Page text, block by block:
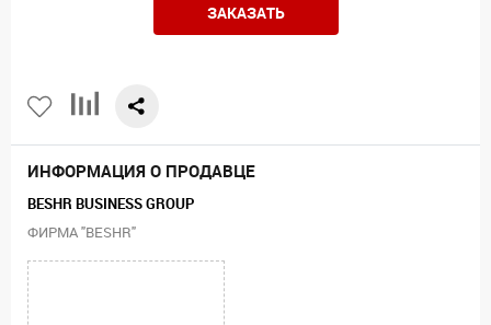
ЗАКАЗАТЬ
ИНФОРМАЦИЯ О ПРОДАВЦЕ
BESHR BUSINESS GROUP
ФИРМА "BESHR"